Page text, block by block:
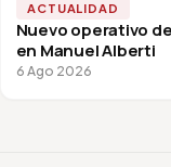
ACTUALIDAD
Nuevo operativo
en Manuel Alberti
6 Ago 2026